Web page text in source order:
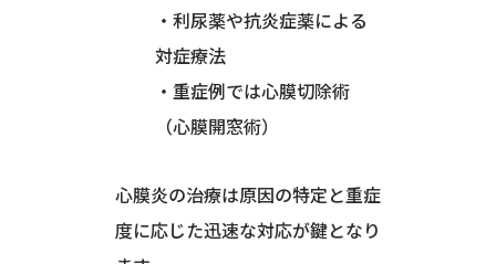
・利尿薬や抗炎症薬による
対症療法
・重症例では心膜切除術
（心膜開窓術）
心膜炎の治療は原因の特定と重症
度に応じた迅速な対応が鍵となり